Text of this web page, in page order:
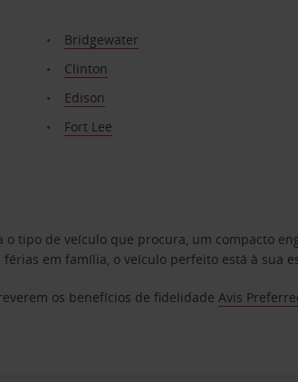
Bridgewater
Clinton
Edison
Fort Lee
tipo de veículo que procura, um compacto
em família, o veículo perfeito está à sua
os benefícios de fidelidadeAvis